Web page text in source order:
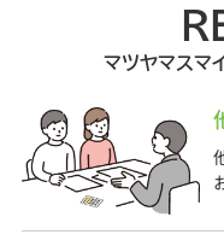
マツヤマスマ